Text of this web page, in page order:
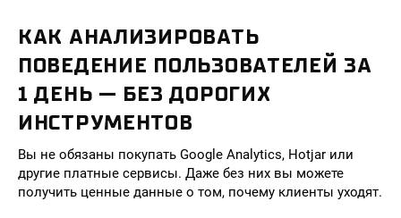
КАК АНАЛИЗИРОВАТЬ
ПОВЕДЕНИЕ ПОЛЬЗОВАТЕЛЕЙ ЗА
1 ДЕНЬ — БЕЗ ДОРОГИХ
ИНСТРУМЕНТОВ
Вы не обязаны покупать Google Analytics, Hotjar или
другие платные сервисы. Даже без них вы можете
получить ценные данные о том, почему клиенты уходят.